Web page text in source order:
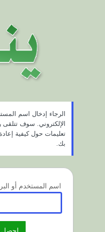
الرجاء إدخال اسم
الإلكتروني. سوف تتلقى
تعليمات حول كيفية
بك.
اسم المستخدم أو